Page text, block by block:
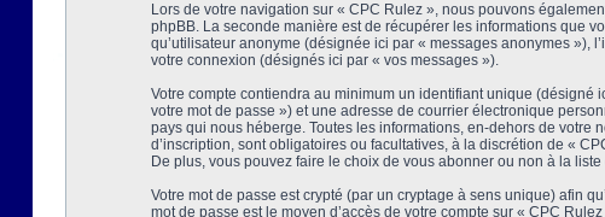
Lors de votre navigation sur « CPC Rulez », nous pouvons
phpBB. La seconde manière est de récupérer les informations que
qu’utilisateur anonyme (désignée ici par « messages anonymes »),
votre connexion (désignés ici par « vos messages »).
Votre compte contiendra au minimum un identifiant unique (désigné
votre mot de passe ») et une adresse de courrier électronique
pays qui nous héberge. Toutes les informations, en-dehors de votre
d’inscription, sont obligatoires ou facultatives, à la discrétion de «
De plus, vous pouvez faire le choix de vous abonner ou non à la
Votre mot de passe est crypté (par un cryptage à sens unique) afin
mot de passe est le moyen d’accès de votre compte sur « CPC